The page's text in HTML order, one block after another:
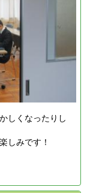
しくなったりし
しみです！